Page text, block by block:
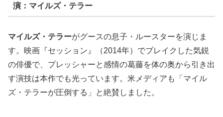
演：マイルズ・テラー
マイルズ・テラーがグースの息子・ルースターを演じま
す。映画『セッション』（2014年）でブレイクした気鋭
の俳優で、プレッシャーと感情の葛藤を体の奥から引き出
す演技は本作でも光っています。米メディアも「マイル
ズ・テラーが圧倒する」と絶賛しました。